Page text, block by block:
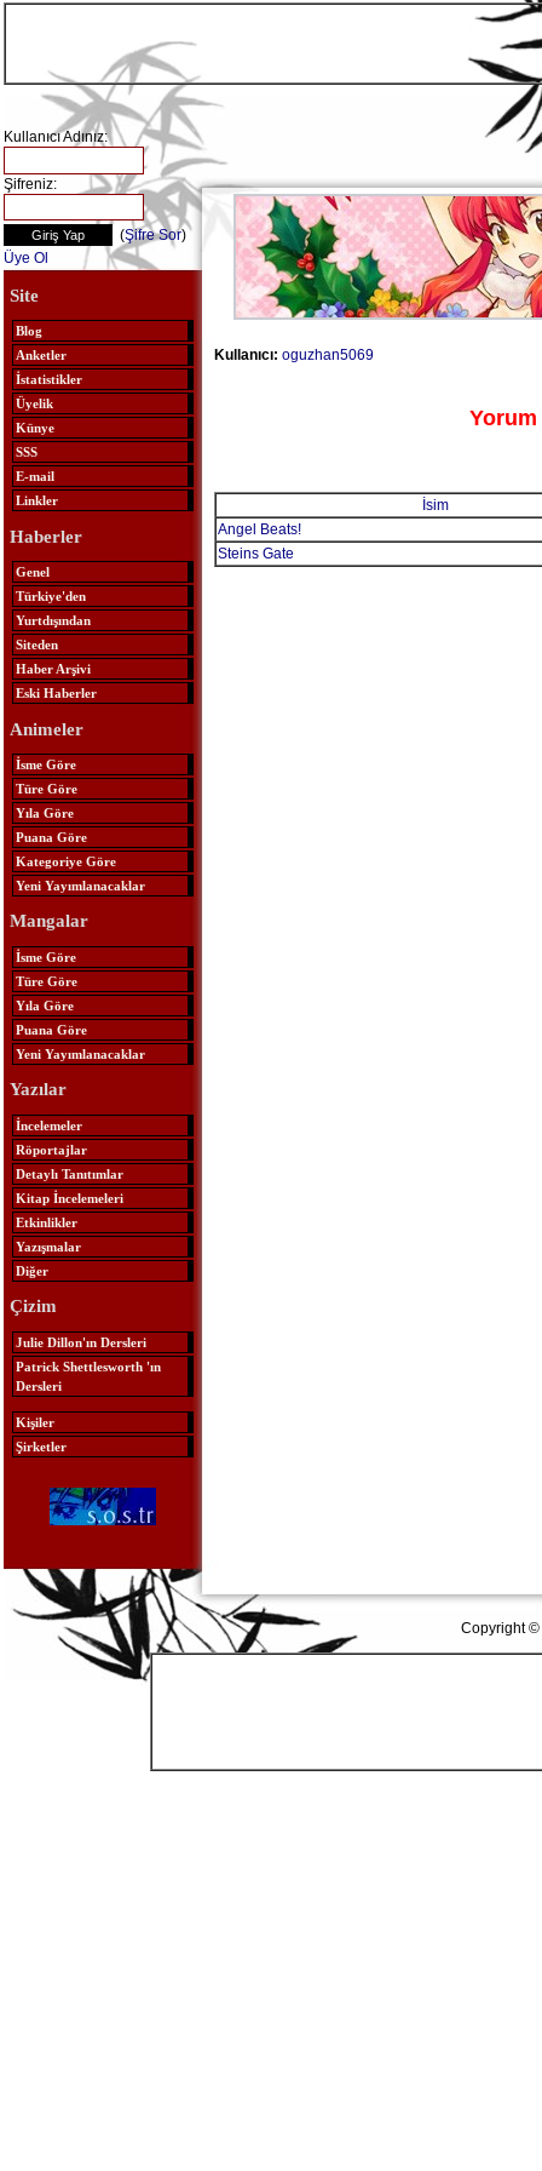
Kullanıcı Adınız:
Şifreniz:
(Şifre Sor)
Üye Ol
Site
Blog
Anketler
İstatistikler
Üyelik
Künye
SSS
E-mail
Linkler
Haberler
Genel
Türkiye'den
Yurtdışından
Siteden
Haber Arşivi
Eski Haberler
Animeler
İsme Göre
Türe Göre
Yıla Göre
Puana Göre
Kategoriye Göre
Yeni Yayımlanacaklar
Mangalar
İsme Göre
Türe Göre
Yıla Göre
Puana Göre
Yeni Yayımlanacaklar
Yazılar
İncelemeler
Röportajlar
Detaylı Tanıtımlar
Kitap İncelemeleri
Etkinlikler
Yazışmalar
Diğer
Çizim
Julie Dillon'ın Dersleri
Patrick Shettlesworth 'ın
Dersleri
Kişiler
Şirketler
Kullanıcı: oguzhan5069
Yorum
İsim
Angel Beats!
Steins Gate
Copyright ©